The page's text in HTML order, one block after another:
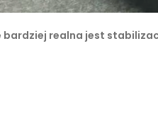
bardziej realna jest